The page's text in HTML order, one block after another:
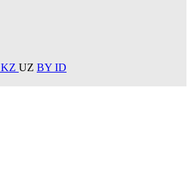
KZ UZ BY ID